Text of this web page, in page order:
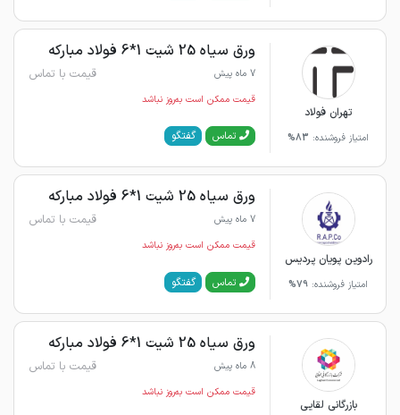
تهران فولاد
امتیاز فروشنده: 83%
ورق سیاه 25 شیت 1*6 فولاد مبارکه
7 ماه پیش قیمت با تماس
قیمت ممکن است به‌روز نباشد
تماس گفتگو
رادوین پویان پردیس
امتیاز فروشنده: 79%
ورق سیاه 25 شیت 1*6 فولاد مبارکه
7 ماه پیش قیمت با تماس
قیمت ممکن است به‌روز نباشد
تماس گفتگو
بازرگانی لقایی
ورق سیاه 25 شیت 1*6 فولاد مبارکه
8 ماه پیش قیمت با تماس
قیمت ممکن است به‌روز نباشد